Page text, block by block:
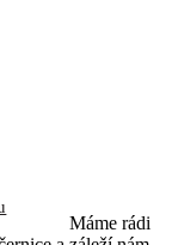
Máme rádi